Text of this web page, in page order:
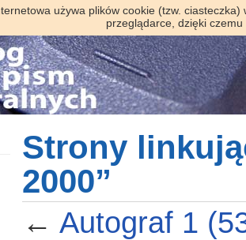
używa plików cookie (tzw.
przeglądarce, dzięki
Strony
2000”
← Autograf 1